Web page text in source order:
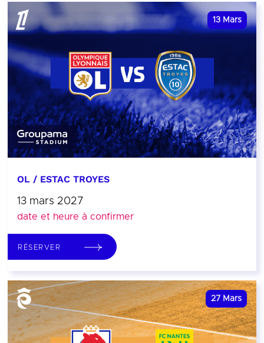
13 Mars
OL / ESTAC TROYES
13 mars 2027
date et heure à confirmer
RÉSERVER
27 Mars